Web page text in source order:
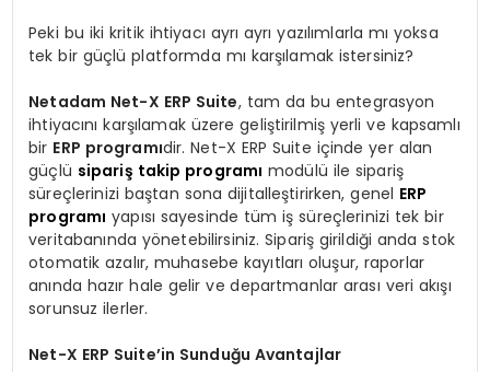
Peki bu iki kritik ihtiyacı ayrı ayrı yazılımlarla mı yoksa
tek bir güçlü platformda mı karşılamak istersiniz?
Netadam Net-X ERP Suite, tam da bu entegrasyon
ihtiyacını karşılamak üzere geliştirilmiş yerli ve kapsamlı
bir ERP programıdir. Net-X ERP Suite içinde yer alan
güçlü sipariş takip programı modülü ile sipariş
süreçlerinizi baştan sona dijitalleştirirken, genel ERP
programı yapısı sayesinde tüm iş süreçlerinizi tek bir
veritabanında yönetebilirsiniz. Sipariş girildiği anda stok
otomatik azalır, muhasebe kayıtları oluşur, raporlar
anında hazır hale gelir ve departmanlar arası veri akışı
sorunsuz ilerler.
Net-X ERP Suite’in Sunduğu Avantajlar